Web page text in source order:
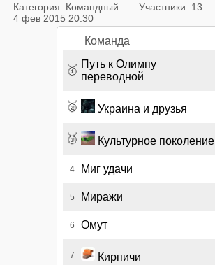
Категория: Командный
Участники: 13
4 фев 2015 20:30
Команда
🥇 Путь к Олимпу
переводной
🥈 Украина и друзья
🥉 Культурное поколение
4 Миг удачи
5 Миражи
6 Омут
7 Кирпичи